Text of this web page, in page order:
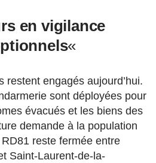
en vigilance
«
restent engagés aujourd’hui.
sont déployées pour
évacués et les biens des
demande à la population
reste fermée entre
Saint-Laurent-de-la-